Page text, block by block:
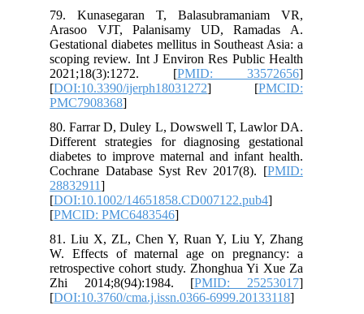
79. Kunasegaran T, Balasubramaniam VR,
Arasoo VJT, Palanisamy UD, Ramadas A.
Gestational diabetes mellitus in Southeast Asia: a
scoping review. Int J Environ Res Public Health
2021;18(3):1272. [PMID: 33572656
[DOI:10.3390/ijerph18031272 ] [PMCID:
PMC7908368
80. Farrar D, Duley L, Dowswell T, Lawlor DA.
Different strategies for diagnosing gestational
diabetes to improve maternal and infant health.
Cochrane Database Syst Rev 2017(8). [PMID:
28832911
[DOI:10.1002/14651858.CD007122.pub4
[PMCID: PMC6483546
81. Liu X, ZL, Chen Y, Ruan Y, Liu Y, Zhang
W. Effects of maternal age on pregnancy: a
retrospective cohort study. Zhonghua Yi Xue Za
Zhi 2014;8(94):1984. [PMID: 25253017
[DOI:10.3760/cma.j.issn.0366-6999.20133118